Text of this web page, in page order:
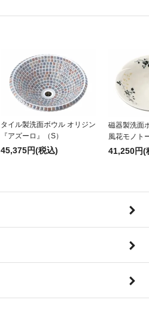
タイル製洗面ボウル オリジン
『アズーロ』（S）
45,375円(税込)
磁器製洗面
風花モノト
41,250円(